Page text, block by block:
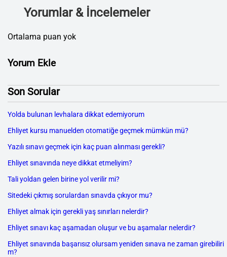
Yorumlar & İncelemeler
Ortalama puan yok
Yorum Ekle
Son Sorular
Yolda bulunan levhalara dikkat edemiyorum
Ehliyet kursu manuelden otomatiğe geçmek mümkün mü?
Yazılı sınavı geçmek için kaç puan alınması gerekli?
Ehliyet sınavında neye dikkat etmeliyim?
Tali yoldan gelen birine yol verilir mi?
Sitedeki çıkmış sorulardan sınavda çıkıyor mu?
Ehliyet almak için gerekli yaş sınırları nelerdir?
Ehliyet sınavı kaç aşamadan oluşur ve bu aşamalar nelerdir?
Ehliyet sınavında başarısız olursam yeniden sınava ne zaman girebiliri
m?